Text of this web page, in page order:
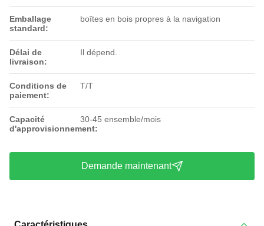
Emballage
standard:
boîtes en bois propres à la navigation
Délai de
livraison:
Il dépend.
Conditions de
paiement:
T/T
Capacité
d'approvisionnement:
30-45 ensemble/mois
Demande maintenant